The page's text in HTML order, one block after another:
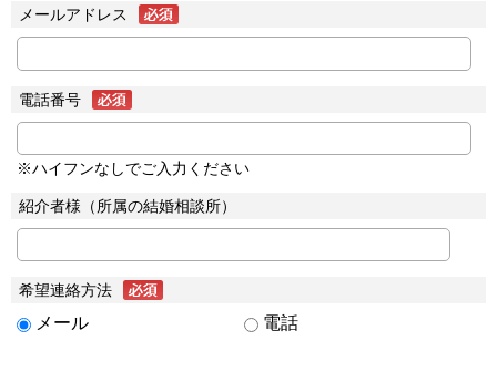
メールアドレス
電話番号
※ハイフンなしでご入力ください
紹介者様（所属の結婚相談所）
希望連絡方法
メール 電話